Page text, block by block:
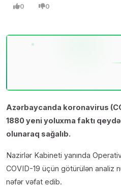
0 0
Azərbaycanda koronavirus
1880 yeni yoluxma faktı qeydə
olunaraq sağalıb.
Nazirlər Kabineti yanında
COVID-19 üçün götürülən analiz
nəfər vəfat edib.